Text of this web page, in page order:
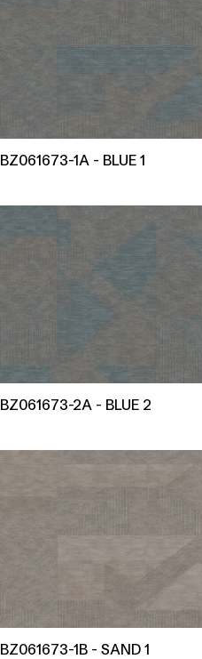
BZ061673-1A - BLUE 1
BZ061673-2A - BLUE 2
BZ061673-1B - SAND 1